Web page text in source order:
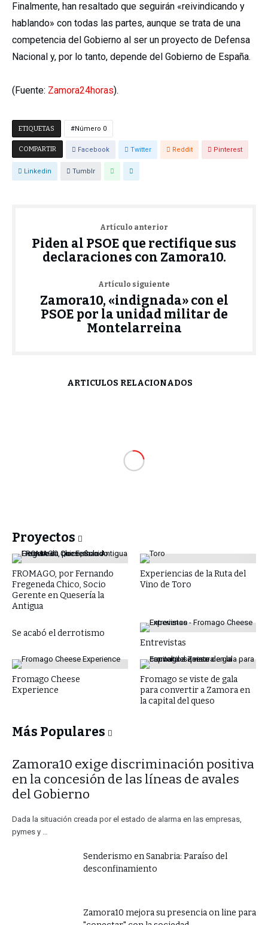
Finalmente, han resaltado que seguirán «reivindicando y
hablando» con todas las partes, aunque se trata de una
competencia del Gobierno al ser un proyecto de Defensa
Nacional y, por lo tanto, depende del Gobierno de España.
(Fuente: Zamora24horas).
ETIQUETAS Número 0
COMPARTIR Facebook Twitter Reddit Pinterest
Linkedin Tumblr
Artículo anterior
Piden al PSOE que rectifique sus
declaraciones con Zamora10.
Artículo siguiente
Zamora10, «indignada» con el
PSOE por la unidad militar de
Montelarreina
ARTÍCULOS RELACIONADOS
Proyectos
FROMAGO, por Fernando
Fregeneda Chico, Socio
Gerente en Quesería la
Antigua
Experiencias de la Ruta del
Vino de Toro
Se acabó el derrotismo
Entrevistas
Fromago Cheese
Experience
Fromago se viste de gala
para convertir a Zamora en
la capital del queso
Más Populares
​Zamora10 exige discriminación positiva
en la concesión de las líneas de avales
del Gobierno
Dada la situación creada por el estado de alarma en las empresas,
pymes y …
Senderismo en Sanabria: Paraíso del
desconfinamiento
Zamora10 mejora su presencia on line para